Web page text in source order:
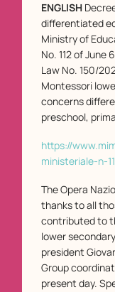
ENGLISH
differentiated
Ministry of
No. 112 of
Law No. 150/
Montessori
concerns
preschool,
https://
ministeriale-n-
The Opera
thanks to all
contributed to
lower
president
Group
present day.